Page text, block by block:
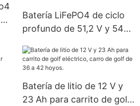
Batería LiFePO4 de ciclo
profundo de 51,2 V y 54
carritos de golf, barcos y
vehículos utilitarios
Batería de litio de 12 V y
23 Ah para carrito de golf